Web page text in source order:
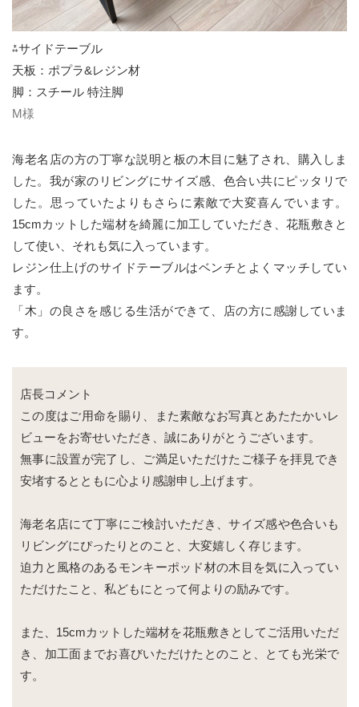
⁂サイドテーブル
天板：ポプラ&レジン材
脚：スチール 特注脚
M様
海老名店の方の丁寧な説明と板の木目に魅了され、購入しま
した。我が家のリビングにサイズ感、色合い共にピッタリで
した。思っていたよりもさらに素敵で大変喜んでいます。
15cmカットした端材を綺麗に加工していただき、花瓶敷きと
して使い、それも気に入っています。
レジン仕上げのサイドテーブルはベンチとよくマッチしてい
ます。
「木」の良さを感じる生活ができて、店の方に感謝していま
す。
店長コメント
この度はご用命を賜り、また素敵なお写真とあたたかいレ
ビューをお寄せいただき、誠にありがとうございます。
無事に設置が完了し、ご満足いただけたご様子を拝見でき
安堵するとともに心より感謝申し上げます。
海老名店にて丁寧にご検討いただき、サイズ感や色合いも
リビングにぴったりとのこと、大変嬉しく存じます。
迫力と風格のあるモンキーポッド材の木目を気に入ってい
ただけたこと、私どもにとって何よりの励みです。
また、15cmカットした端材を花瓶敷きとしてご活用いただ
き、加工面までお喜びいただけたとのこと、とても光栄で
す。